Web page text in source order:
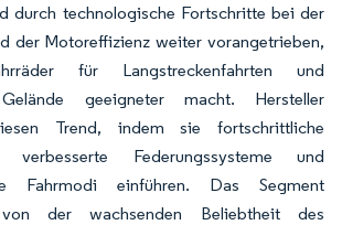
durch technologische Fortschritte bei der
der Motoreffizienz weiter vorangetrieben,
für Langstreckenfahrten und
Gelände geeigneter macht. Hersteller
Trend, indem sie fortschrittliche
Federungssysteme und
Fahrmodi einführen. Das Segment
der wachsenden Beliebtheit des